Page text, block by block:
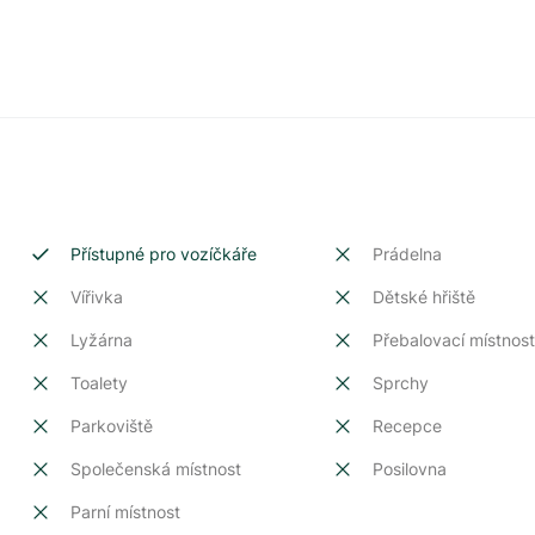
Přístupné pro vozíčkáře Prádelna
Vířivka Dětské hřiště
Lyžárna Přebalovací místnost
Toalety Sprchy
Parkoviště Recepce
Společenská místnost Posilovna
Parní místnost